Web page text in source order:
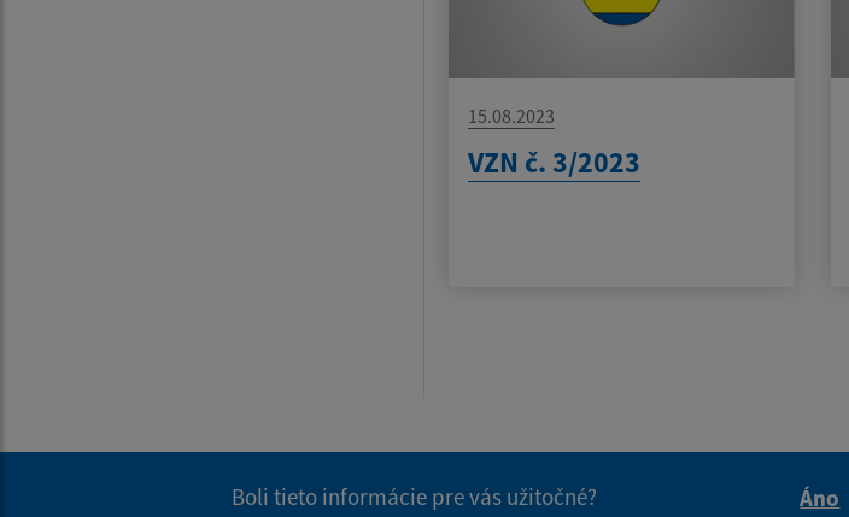
15.08.2023
VZN č. 3/2023
Boli tieto informácie pre vás užitočné?
Áno